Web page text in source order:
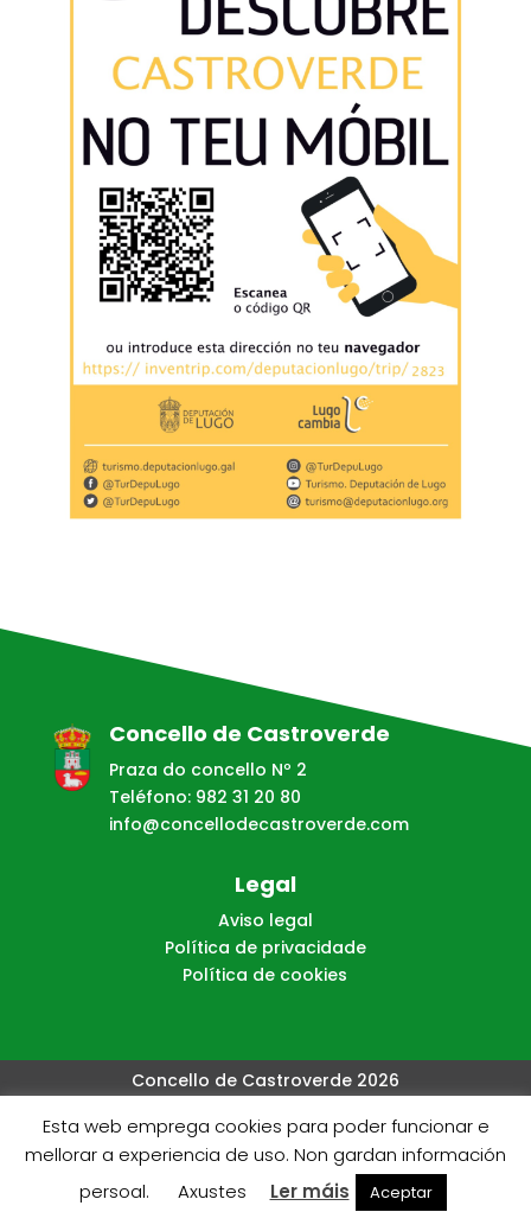
Concello de Castroverde
Praza do concello Nº 2
Teléfono: 982 31 20 80
info@concellodecastroverde.com
Legal
Aviso legal
Política de privacidade
Política de cookies
Concello de Castroverde 2026
Web creada, aloxada e mantida por Café Dixital SL - 2026.
Visítanos enhttps://cafedixital.comou ponte en
contacto con nos en
info@cafedixital.com
Esta web emprega cookies para poder funcionar e
mellorar a experiencia de uso. Non gardan información
persoal.
Axustes Ler máis Aceptar